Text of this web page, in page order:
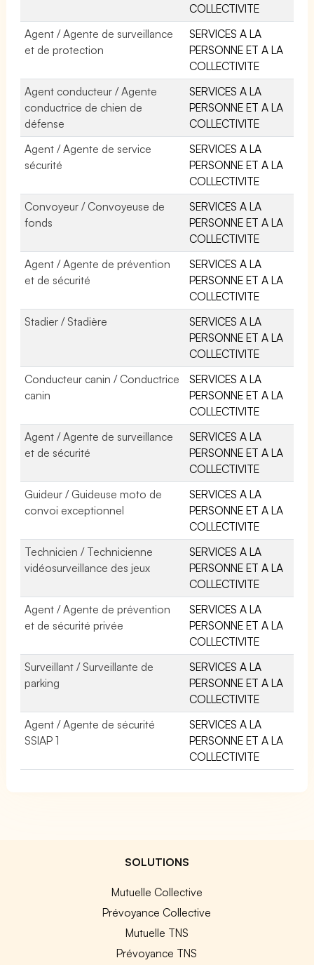
COLLECTIVITE
Agent / Agente de surveillance
et de protection
SERVICES A LA
PERSONNE ET A LA
COLLECTIVITE
Agent conducteur / Agente
conductrice de chien de
défense
SERVICES A LA
PERSONNE ET A LA
COLLECTIVITE
Agent / Agente de service
sécurité
SERVICES A LA
PERSONNE ET A LA
COLLECTIVITE
Convoyeur / Convoyeuse de
fonds
SERVICES A LA
PERSONNE ET A LA
COLLECTIVITE
Agent / Agente de prévention
et de sécurité
SERVICES A LA
PERSONNE ET A LA
COLLECTIVITE
Stadier / Stadière
SERVICES A LA
PERSONNE ET A LA
COLLECTIVITE
Conducteur canin / Conductrice
canin
SERVICES A LA
PERSONNE ET A LA
COLLECTIVITE
Agent / Agente de surveillance
et de sécurité
SERVICES A LA
PERSONNE ET A LA
COLLECTIVITE
Guideur / Guideuse moto de
convoi exceptionnel
SERVICES A LA
PERSONNE ET A LA
COLLECTIVITE
Technicien / Technicienne
vidéosurveillance des jeux
SERVICES A LA
PERSONNE ET A LA
COLLECTIVITE
Agent / Agente de prévention
et de sécurité privée
SERVICES A LA
PERSONNE ET A LA
COLLECTIVITE
Surveillant / Surveillante de
parking
SERVICES A LA
PERSONNE ET A LA
COLLECTIVITE
Agent / Agente de sécurité
SSIAP 1
SERVICES A LA
PERSONNE ET A LA
COLLECTIVITE
SOLUTIONS
Mutuelle Collective
Prévoyance Collective
Mutuelle TNS
Prévoyance TNS